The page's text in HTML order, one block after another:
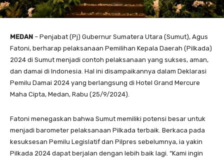
MEDAN – Penjabat (Pj) Gubernur Sumatera Utara (Sumut), Agus
Fatoni, berharap pelaksanaan Pemilihan Kepala Daerah (Pilkada)
2024 di Sumut menjadi contoh pelaksanaan yang sukses, aman,
dan damai di Indonesia. Hal ini disampaikannya dalam Deklarasi
Pemilu Damai 2024 yang berlangsung di Hotel Grand Mercure
Maha Cipta, Medan, Rabu (25/9/2024).
Fatoni menegaskan bahwa Sumut memiliki potensi besar untuk
menjadi barometer pelaksanaan Pilkada terbaik. Berkaca pada
kesuksesan Pemilu Legislatif dan Pilpres sebelumnya, ia yakin
Pilkada 2024 dapat berjalan dengan lebih baik lagi. “Kami ingin